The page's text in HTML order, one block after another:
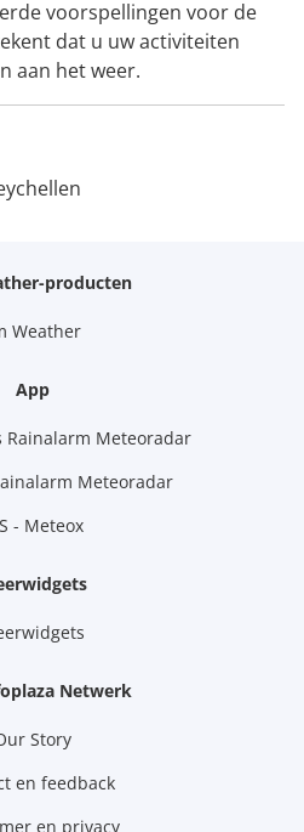
voorspellingen voor de
dat u uw activiteiten
aan het weer.
producten
Weather
App
Rainalarm Meteoradar
Meteoradar
- Meteox
Netwerk
Story
en feedback
en privacy